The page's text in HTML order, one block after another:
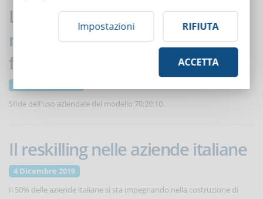
Le 5 maggiori sfide nell'uso del
modello 70:20:10 nella
formazione aziendale
Sfide dell'uso aziendale del modello 70:20:10.
Il reskilling nelle aziende italiane
4 Dicembre 2019
Il 50% delle aziende italiane si sta impegnando nella costruzione di
Impostazioni RIFIUTA
ACCETTA